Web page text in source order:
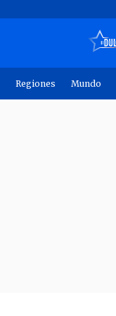
Regiones Mundo